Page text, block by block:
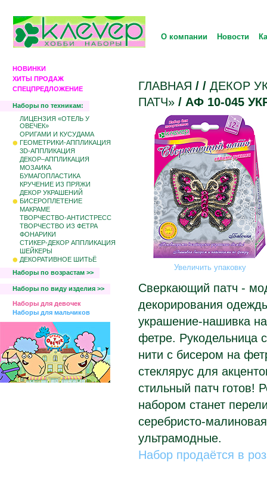
О компании Новости
НОВИНКИ
ХИТЫ ПРОДАЖ
СПЕЦПРЕДЛОЖЕНИЕ
Наборы по техникам:
ЛИЦЕНЗИЯ «ОТЕЛЬ У
ОВЕЧЕК»
ОРИГАМИ И КУСУДАМА
ГЕОМЕТРИКИ-АППЛИКАЦИЯ
3D-АППЛИКАЦИЯ
ДЕКОР–АППЛИКАЦИЯ
МОЗАИКА
БУМАГОПЛАСТИКА
КРУЧЕНИЕ ИЗ ПРЯЖИ
ДЕКОР УКРАШЕНИЙ
БИCЕРОПЛЕТЕНИЕ
МАКРАМЕ
ТВОРЧЕСТВО-АНТИСТРЕСС
ТВОРЧЕСТВО ИЗ ФЕТРА
ФОНАРИКИ
СТИКЕР-ДЕКОР АППЛИКАЦИЯ
ШЕЙКЕРЫ
ДЕКОРАТИВНОЕ ШИТЬЁ
Наборы по возрастам >>
Наборы по виду изделия >>
Наборы для девочек
Наборы для мальчиков
ГЛАВНАЯ / / ДЕКОР
ПАТЧ» / АФ 10-045
Увеличить упаковку
Сверкающий патч -
декорирования
украшение-нашивка
фетре. Рукодельница
нити с бисером на
стеклярус для
стильный патч готов!
набором станет
серебристо-
ультрамодные.
Набор продаётся в